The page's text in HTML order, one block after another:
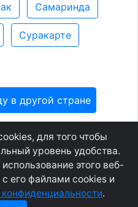
Самаринда
Суракарте
в другой стране
О сайте
Контакты
для того чтобы
уровень удобства.
этого веб-
его файлами cookies и
конфиденциальности.